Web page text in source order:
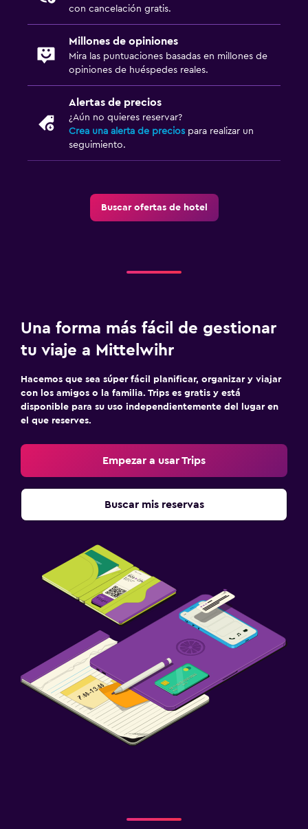
con cancelación gratis.
Millones de opiniones
Mira las puntuaciones basadas en millones de
opiniones de huéspedes reales.
Alertas de precios
¿Aún no quieres reservar?
Crea una alerta de precios para realizar un
seguimiento.
Buscar ofertas de hotel
Una forma más fácil de gestionar
tu viaje a Mittelwihr
Hacemos que sea súper fácil planificar, organizar y viajar
con los amigos o la familia. Trips es gratis y está
disponible para su uso independientemente del lugar en
el que reserves.
Empezar a usar Trips
Buscar mis reservas